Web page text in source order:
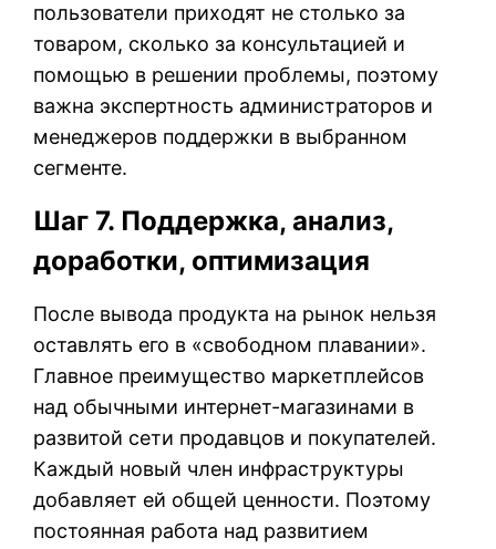
пользователи приходят не столько за
товаром, сколько за консультацией и
помощью в решении проблемы, поэтому
важна экспертность администраторов и
менеджеров поддержки в выбранном
сегменте.
Шаг 7. Поддержка, анализ,
доработки, оптимизация
После вывода продукта на рынок нельзя
оставлять его в «свободном плавании».
Главное преимущество маркетплейсов
над обычными интернет-магазинами в
развитой сети продавцов и покупателей.
Каждый новый член инфраструктуры
добавляет ей общей ценности. Поэтому
постоянная работа над развитием